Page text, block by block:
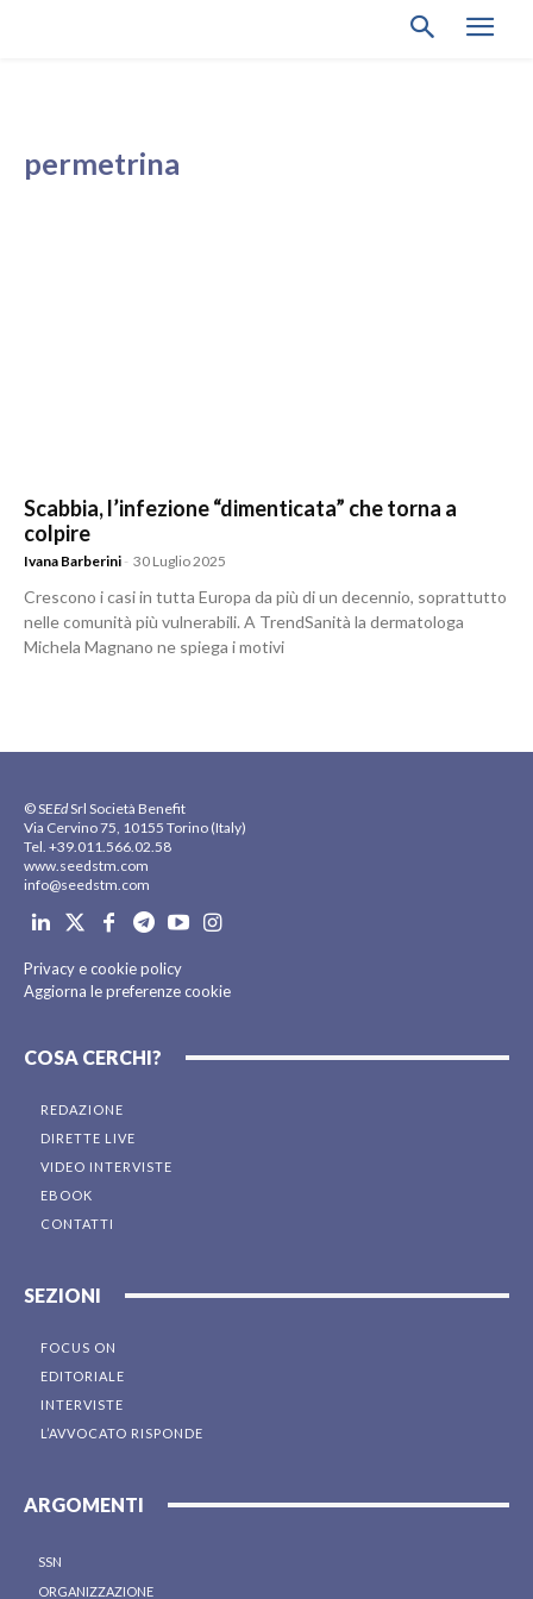
permetrina
Scabbia, l’infezione “dimenticata” che torna a
colpire
Ivana Barberini - 30 Luglio 2025
Crescono i casi in tutta Europa da più di un decennio, soprattutto
nelle comunità più vulnerabili. A TrendSanità la dermatologa
Michela Magnano ne spiega i motivi
© SEEdSrl Società Benefit
Via Cervino 75, 10155 Torino (Italy)
Tel. +39.011.566.02.58
www.seedstm.com
info@seedstm.com
Privacy e cookie policy
Aggiorna le preferenze cookie
COSA CERCHI?
REDAZIONE
DIRETTE LIVE
VIDEO INTERVISTE
EBOOK
CONTATTI
SEZIONI
FOCUS ON
EDITORIALE
INTERVISTE
L’AVVOCATO RISPONDE
ARGOMENTI
SSN
ORGANIZZAZIONE